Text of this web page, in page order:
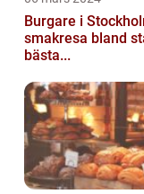
Burgare i
smakresa bland
bästa...